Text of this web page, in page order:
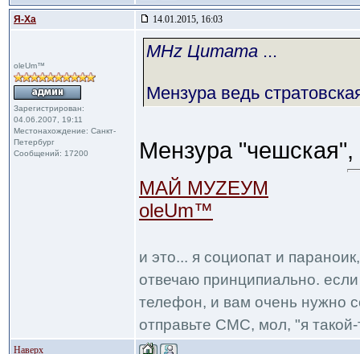
Я-Ха 14.01.2015, 16:03
oleUm™
Зарегистрирован:
04.06.2007, 19:11
Местонахождение: Санкт-
Петербург
Сообщений: 17200
MHz Цитата ...
Мензура ведь
Мензура
МАЙ МУZЕУМ
oleUm™
и это... я социопат и
отвечаю принципиально.
телефон, и вам очень нужно
отправьте СМС, мол, "я такой-
Наверх